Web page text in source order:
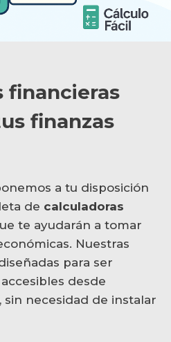
financieras
finanzas
a tu disposición
de calculadoras
te ayudarán a tomar
Nuestras
para ser
desde
sin necesidad de instalar